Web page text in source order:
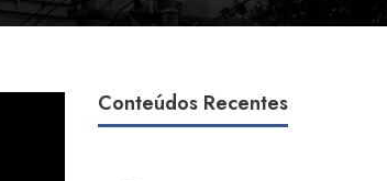
Conteúdos Recentes